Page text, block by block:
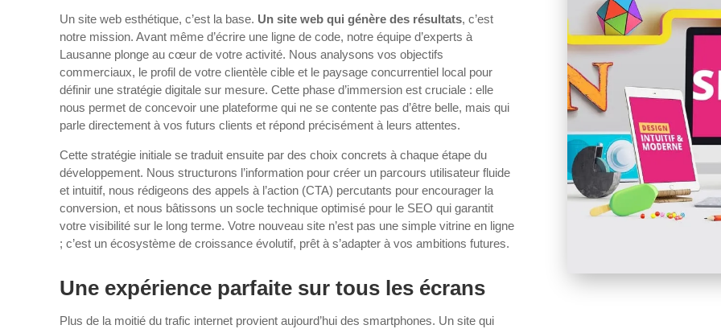
Un site web esthétique, c’est la base. Un site web qui génère des résultats, c’est
notre mission. Avant même d’écrire une ligne de code, notre équipe d’experts à
Lausanne plonge au cœur de votre activité. Nous analysons vos objectifs
commerciaux, le profil de votre clientèle cible et le paysage concurrentiel local pour
définir une stratégie digitale sur mesure. Cette phase d’immersion est cruciale : elle
nous permet de concevoir une plateforme qui ne se contente pas d’être belle, mais qui
parle directement à vos futurs clients et répond précisément à leurs attentes.
Cette stratégie initiale se traduit ensuite par des choix concrets à chaque étape du
développement. Nous structurons l’information pour créer un parcours utilisateur fluide
et intuitif, nous rédigeons des appels à l’action (CTA) percutants pour encourager la
conversion, et nous bâtissons un socle technique optimisé pour le SEO qui garantit
votre visibilité sur le long terme. Votre nouveau site n’est pas une simple vitrine en ligne
; c’est un écosystème de croissance évolutif, prêt à s’adapter à vos ambitions futures.
Une expérience parfaite sur tous les écrans
Plus de la moitié du trafic internet provient aujourd’hui des smartphones. Un site qui